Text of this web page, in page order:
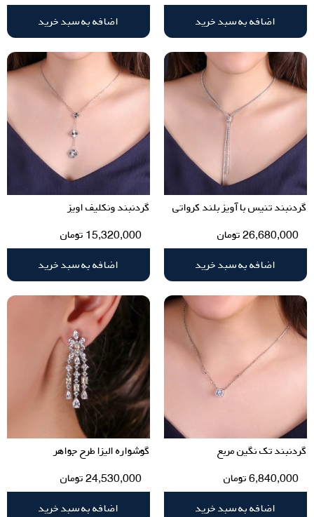
اضافه به سبد خرید
اضافه به سبد خرید
گردنبند تنیس با آویز بلند کرواتی
26,680,000تومان
اضافه به سبد خرید
گردنبند ونکلیف اویز
15,320,000 تومان
اضافه به سبد خرید
گردنبند تک نگین مربع
6,840,000تومان
اضافه به سبد خرید
گوشواره الیزا طرح جواهر
24,530,000تومان
اضافه به سبد خرید